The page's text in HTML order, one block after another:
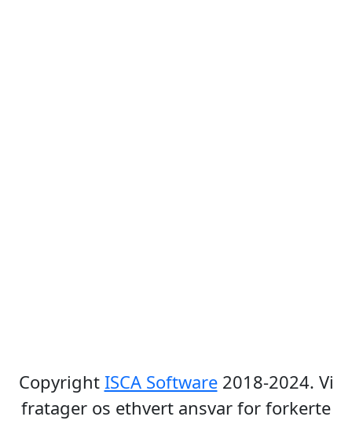
Copyright ISCA Software2018-2024. Vi
fratager os ethvert ansvar for forkerte